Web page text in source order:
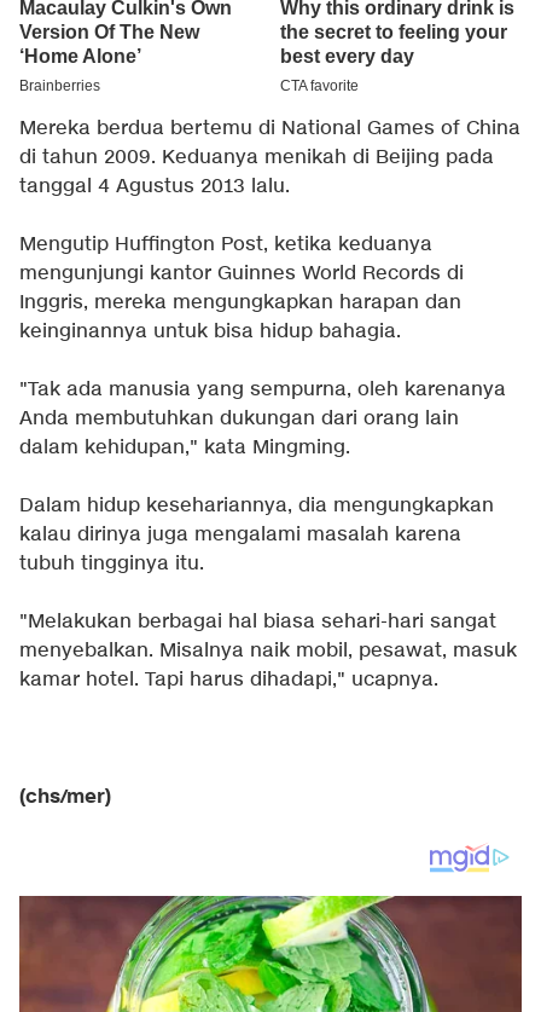
Mereka berdua bertemu di National Games of China
di tahun 2009. Keduanya menikah di Beijing pada
tanggal 4 Agustus 2013 lalu.
Mengutip Huffington Post, ketika keduanya
mengunjungi kantor Guinnes World Records di
Inggris, mereka mengungkapkan harapan dan
keinginannya untuk bisa hidup bahagia.
"Tak ada manusia yang sempurna, oleh karenanya
Anda membutuhkan dukungan dari orang lain
dalam kehidupan," kata Mingming.
Dalam hidup kesehariannya, dia mengungkapkan
kalau dirinya juga mengalami masalah karena
tubuh tingginya itu.
"Melakukan berbagai hal biasa sehari-hari sangat
menyebalkan. Misalnya naik mobil, pesawat, masuk
kamar hotel. Tapi harus dihadapi," ucapnya.
(chs/mer)